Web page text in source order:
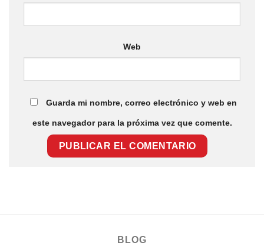
Web
Guarda mi nombre, correo electrónico y web en
este navegador para la próxima vez que comente.
BLOG